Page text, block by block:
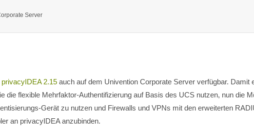
Server
privacyIDEA 2.15 auch auf dem Univention Corporate Server verfügbar. Damit
die flexible Mehrfaktor-Authentifizierung auf Basis des UCS nutzen, nun die
Gerät zu nutzen und Firewalls und VPNs mit den erweiterten
an privacyIDEA anzubinden.